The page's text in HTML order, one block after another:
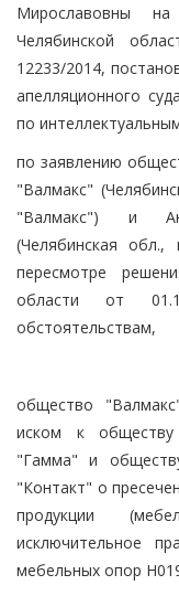
Мирославовны на
Челябинской
12233/2014,
апелляционного
по
по заявлению
"Валмакс"
"Валмакс") и
(Челябинская
пересмотре
области от
обстоятельствам,
общество
иском к обществу
"Гамма" и
"Контакт" о
продукции
исключительное
мебельных опор